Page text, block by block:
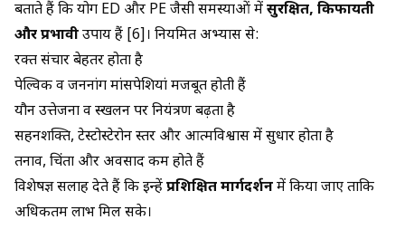
बताते हैं कियोग ED और PE जैसी समस्याओं मेंसुरक्षित, किफायती
और प्रभावीउपाय हैं [6]। नियमित अभ्यास से:
रक्त संचार बेहतर होता है
पेल्विक व जननांग मांसपेशियां मजबूत होती हैं
यौन उत्तेजना व स्खलन पर नियंत्रण बढ़ता है
सहनशक्ति, टेस्टोस्टेरोन स्तर और आत्मविश्वास में सुधार होता है
तनाव, चिंता और अवसाद कम होते हैं
विशेषज्ञ सलाह देते हैं कि इन्हेंप्रशिक्षित मार्गदर्शनमें किया जाए ताकि
अधिकतम लाभ मिल सके।